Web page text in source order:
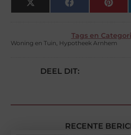
X
(Twitter)
Facebook
Tags en
Woning en Tuin, Hypotheek Arnhem
DEEL DIT:
RECENTE